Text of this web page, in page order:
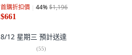
首購折扣價 44%$1,196
$661
8/12 星期三 預計送達
(55)